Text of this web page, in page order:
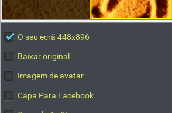
O seu ecrã 448x896
Baixar original
Imagem de avatar
Capa Para Facebook